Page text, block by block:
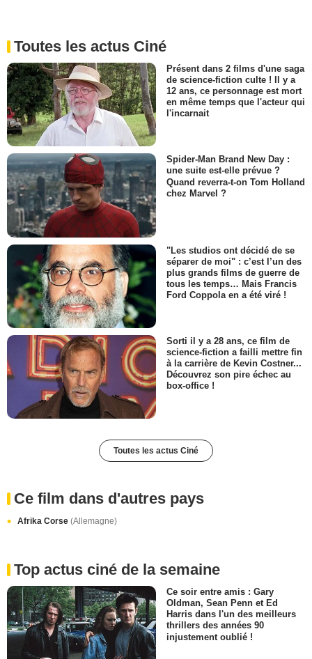
Toutes les actus Ciné
Présent dans 2 films d'une saga
de science-fiction culte ! Il y a
12 ans, ce personnage est mort
en même temps que l'acteur qui
l'incarnait
Spider-Man Brand New Day :
une suite est-elle prévue ?
Quand reverra-t-on Tom Holland
chez Marvel ?
"Les studios ont décidé de se
séparer de moi" : c’est l’un des
plus grands films de guerre de
tous les temps… Mais Francis
Ford Coppola en a été viré !
Sorti il y a 28 ans, ce film de
science-fiction a failli mettre fin
à la carrière de Kevin Costner...
Découvrez son pire échec au
box-office !
Toutes les actus Ciné
Ce film dans d'autres pays
Afrika Corse (Allemagne)
Top actus ciné de la semaine
Ce soir entre amis : Gary
Oldman, Sean Penn et Ed
Harris dans l'un des meilleurs
thrillers des années 90
injustement oublié !